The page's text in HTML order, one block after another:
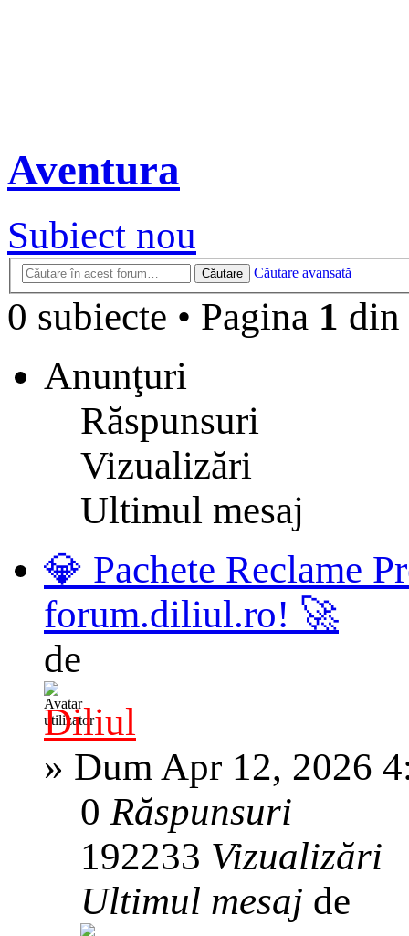
Aventura
Subiect nou
Căutare Căutare avansată
0 subiecte • Pagina 1 din
Anunţuri
Răspunsuri
Vizualizări
Ultimul mesaj
💎 Pachete Reclame
forum.diliul.ro! 🚀
de
Diliul
» Dum Apr 12, 2026
0Răspunsuri
192233 Vizualizări
Ultimul mesaj de